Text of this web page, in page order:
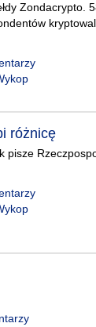
Zondacrypto.
różnicę
pisze